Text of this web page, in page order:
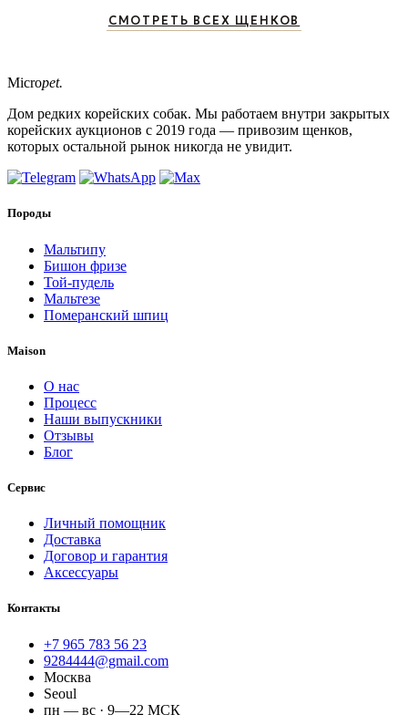
СМОТРЕТЬ ВСЕХ ЩЕНКОВ
Micropet.
Дом редких корейских собак. Мы работаем внутри закрытых
корейских аукционов с 2019 года — привозим щенков,
которых остальной рынок никогда не увидит.
Породы
Мальтипу
Бишон фризе
Той-пудель
Мальтезе
Померанский шпиц
Maison
О нас
Процесс
Наши выпускники
Отзывы
Блог
Сервис
Личный помощник
Доставка
Договор и гарантия
Аксессуары
Контакты
+7 965 783 56 23
9284444@gmail.com
Москва
Seoul
пн — вс · 9—22 МСК